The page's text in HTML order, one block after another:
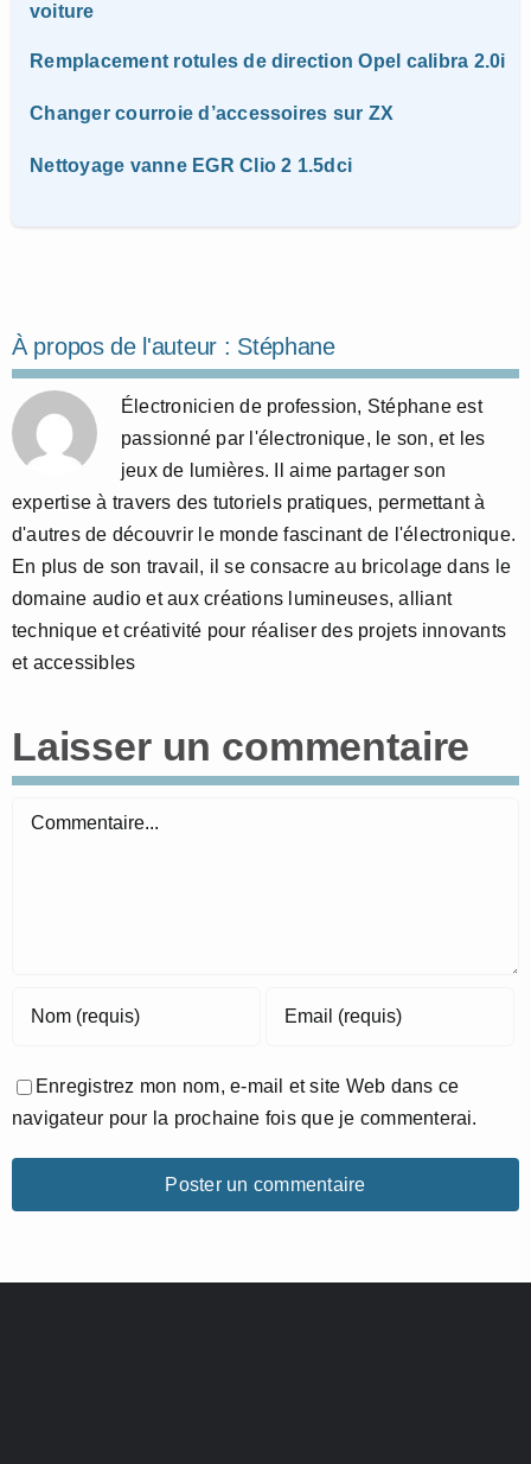
voiture
Remplacement rotules de direction Opel calibra 2.0i
Changer courroie d’accessoires sur ZX
Nettoyage vanne EGR Clio 2 1.5dci
À propos de l'auteur : Stéphane
Électronicien de profession, Stéphane est
passionné par l'électronique, le son, et les
jeux de lumières. Il aime partager son
expertise à travers des tutoriels pratiques, permettant à
d'autres de découvrir le monde fascinant de l'électronique.
En plus de son travail, il se consacre au bricolage dans le
domaine audio et aux créations lumineuses, alliant
technique et créativité pour réaliser des projets innovants
et accessibles
Laisser un commentaire
Commentaire
Enregistrez mon nom, e-mail et site Web dans ce
navigateur pour la prochaine fois que je commenterai.